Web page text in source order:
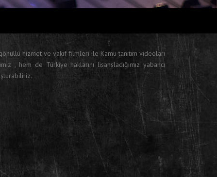
hizmet ve vakıf filmleri ile Kamu tanıtım videoları
, hem de Türkiye haklarını lisansladığımız yabancı